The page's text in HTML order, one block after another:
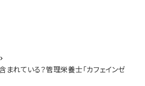
まれている？管理栄養士「カフェインゼ